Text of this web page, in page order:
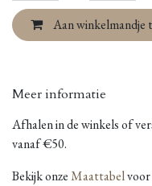
Aan winkelmandje
Meer informatie
Afhalen in de winkels of
vanaf €50.
Bekijk onzeMaattabelvoor